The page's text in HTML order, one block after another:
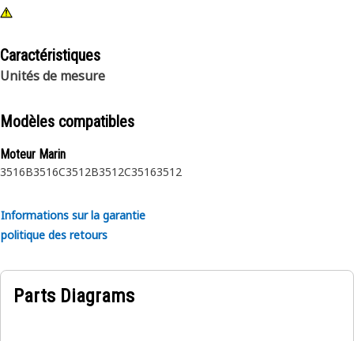
Caractéristiques
Unités de mesure
Modèles compatibles
Moteur Marin
3516B3516C3512B3512C35163512
Informations sur la garantie
politique des retours
Parts Diagrams